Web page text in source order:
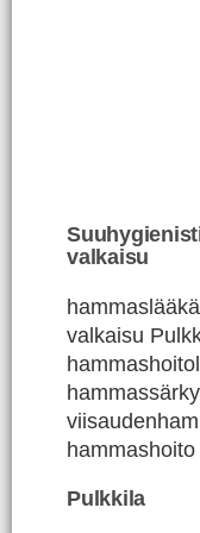
valkaisu
valkaisu
Pulkkila